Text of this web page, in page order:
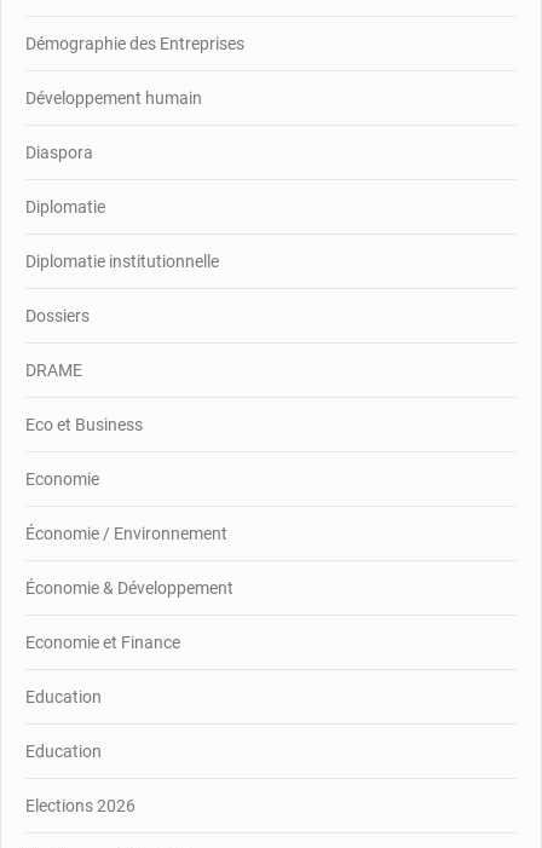
Démographie des Entreprises
Développement humain
Diaspora
Diplomatie
Diplomatie institutionnelle
Dossiers
DRAME
Eco et Business
Economie
Économie / Environnement
Économie & Développement
Economie et Finance
Education
Education
Elections 2026